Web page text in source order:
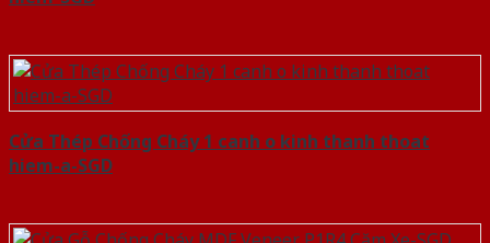
Cửa Thép Chống Cháy 1 canh o kinh thanh thoat
hiem-a-SGD